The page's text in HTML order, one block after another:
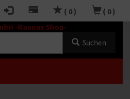
( 0 ) ( 0 )
Suchen